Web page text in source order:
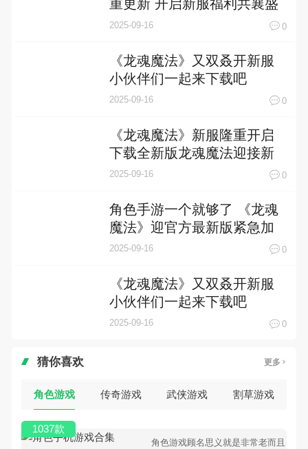
重更新 开启新服福利共襄盛
举
2025-09-16 0
《龙魂魔法》又双叒开新服
小伙伴们一起来下载吧
2025-09-16 0
《龙魂魔法》新服隆重开启
下载全新版龙魂魔法迎接新
征程
2025-09-16 0
角色手游一个就够了 《龙魂
魔法》迎官方最新版紧急加
开新服
2025-09-16 0
《龙魂魔法》又双叒开新服
小伙伴们一起来下载吧
2025-09-16 0
猜你喜欢 更多
角色游戏 传奇游戏 武侠游戏 割草游戏
角色游戏顾名思义就是非常老而且
1037款